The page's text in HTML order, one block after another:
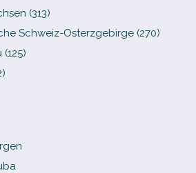
(313)
Schweiz-​Osterzgebirge (270)